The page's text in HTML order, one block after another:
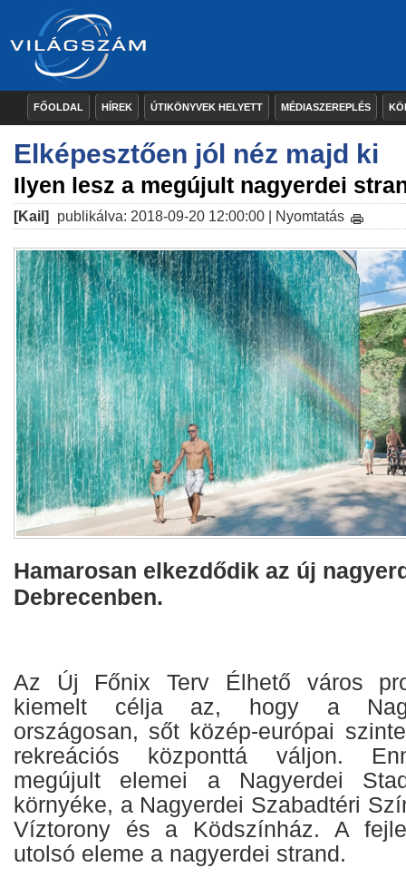
FŐOLDAL HÍREK ÚTIKÖNYVEK HELYETT MÉDIASZEREPLÉS
Elképesztően jól néz majd ki
Ilyen lesz a megújult nagyerdei
[Kail] publikálva: 2018-09-20 12:00:00 | Nyomtatás
Hamarosan elkezdődik az új
Debrecenben.
Az Új Főnix Terv Élhető város
kiemelt célja az, hogy a
országosan, sőt közép-európai
rekreációs központtá váljon.
megújult elemei a Nagyerdei
környéke, a Nagyerdei Szabadtéri
Víztorony és a Ködszínház. A
utolsó eleme a nagyerdei strand.